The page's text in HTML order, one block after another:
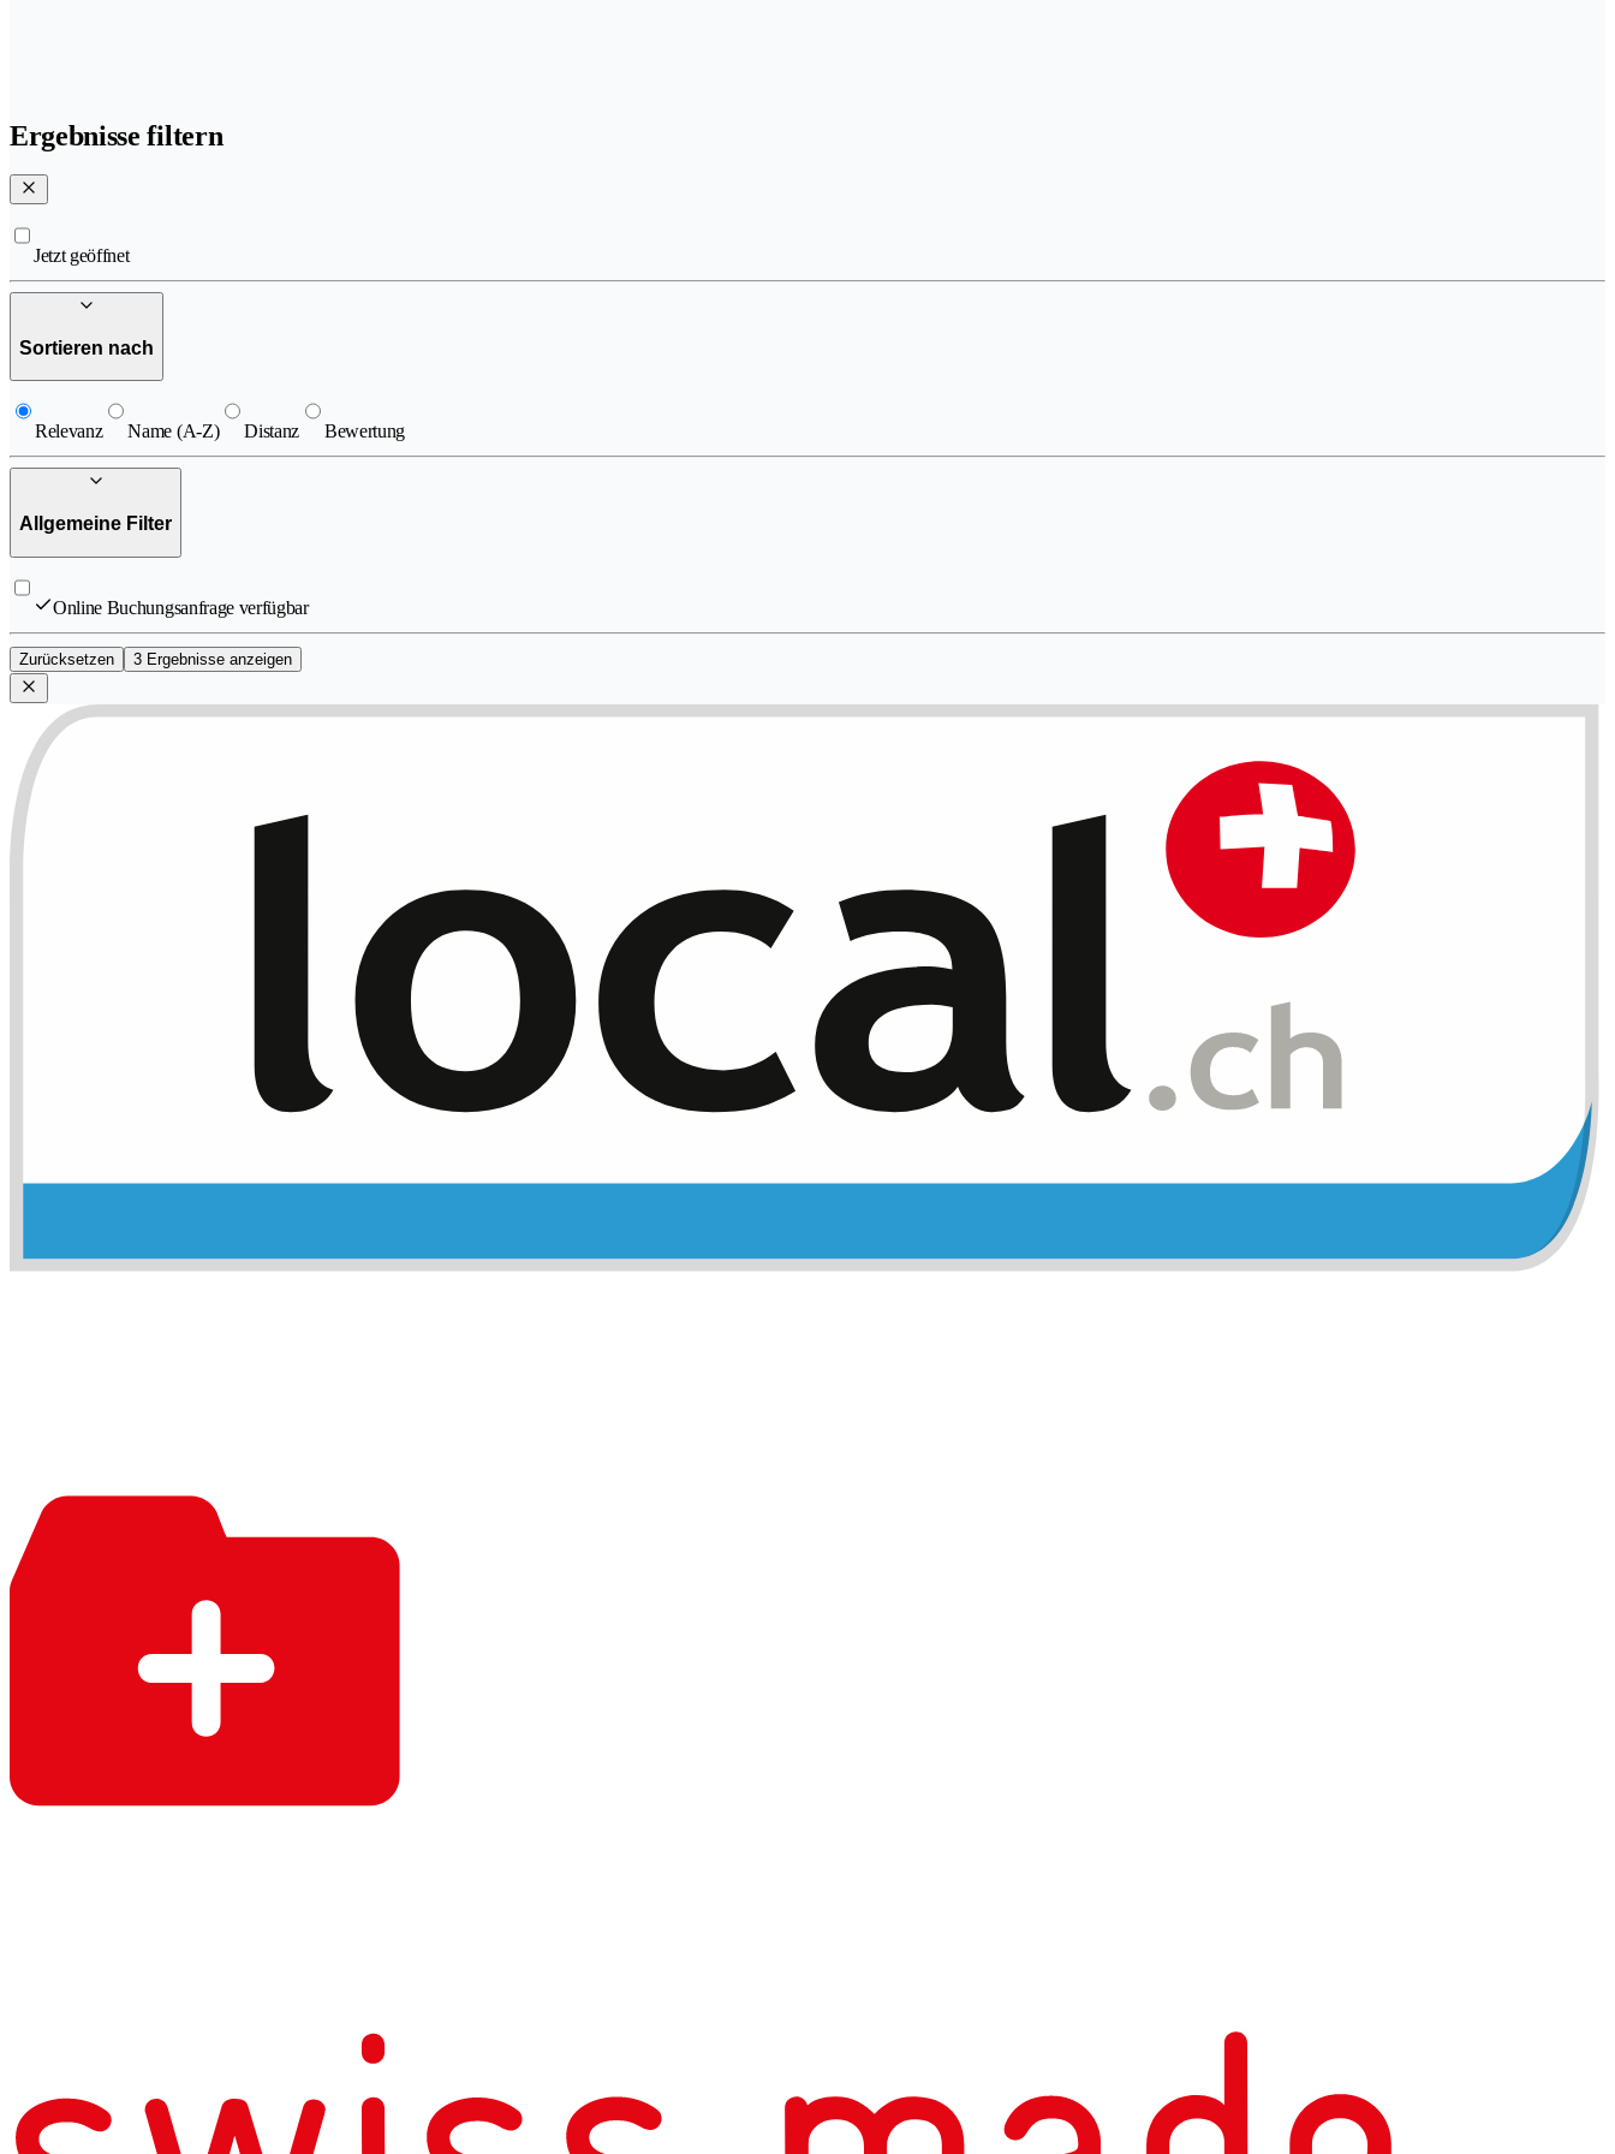
Ergebnisse filtern
Jetzt geöffnet
Sortieren nach
Relevanz Name (A-Z) Distanz Bewertung
Allgemeine Filter
Online Buchungsanfrage verfügbar
Zurücksetzen 3 Ergebnisse anzeigen